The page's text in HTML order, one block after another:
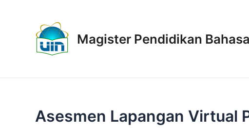
Magister Pendidikan
Asesmen Lapangan Virtual